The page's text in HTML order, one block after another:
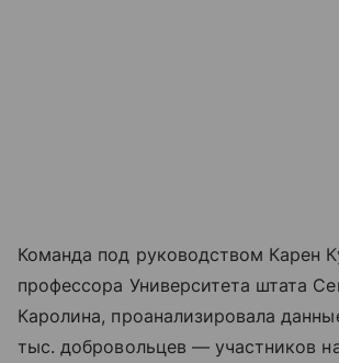
Команда под руководством Карен
профессора Университета штата
Каролина, проанализировала
тыс. добровольцев — участников